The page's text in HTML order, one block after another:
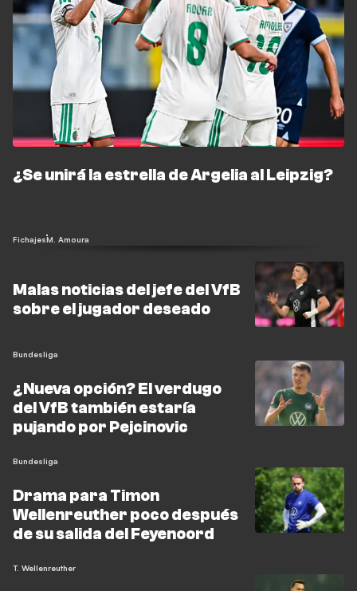
¿Se unirá la estrella de Argelia al Leipzig?
FichajesM. Amoura
Malas noticias del jefe del VfB
sobre el jugador deseado
Bundesliga
¿Nueva opción? El verdugo
del VfB también estaría
pujando por Pejcinovic
Bundesliga
Drama para Timon
Wellenreuther poco después
de su salida del Feyenoord
T. Wellenreuther